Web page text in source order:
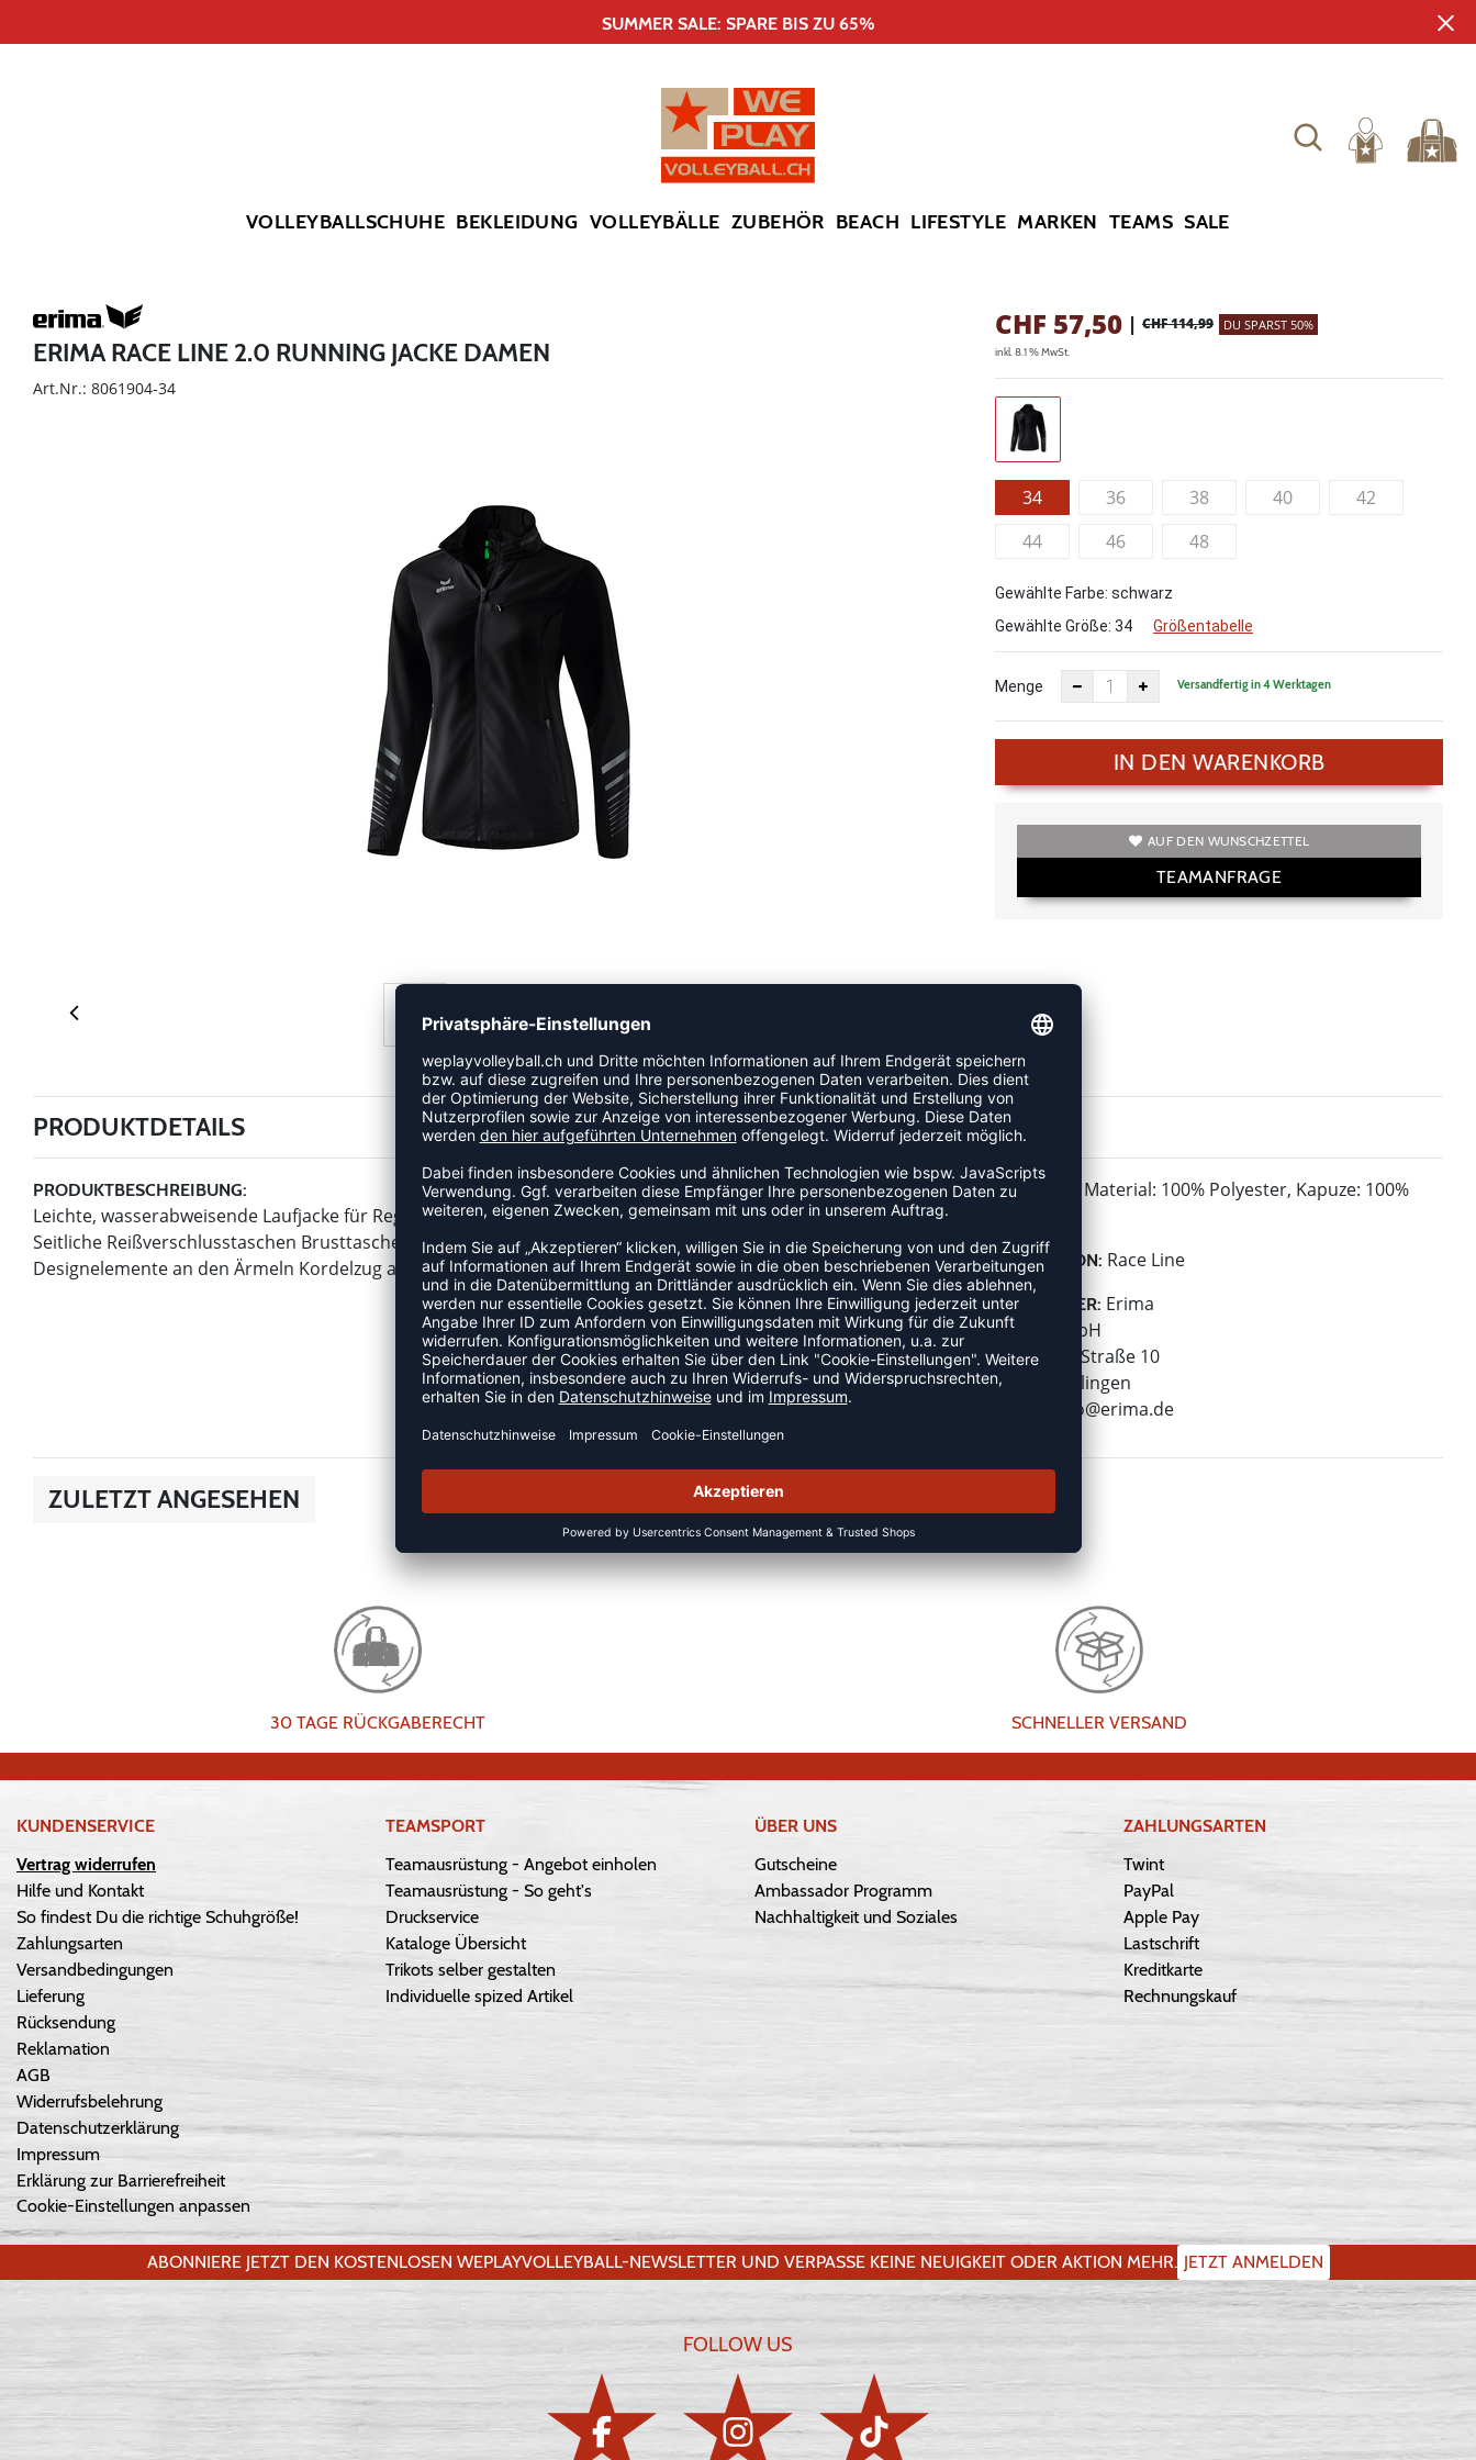
SUMMER SALE: SPARE BIS ZU 65%
VOLLEYBALLSCHUHE BEKLEIDUNG VOLLEYBÄLLE ZUBEHÖR BEACH LIFESTYLE MARKEN TEAMS SALE
ERIMA RACE LINE 2.0 RUNNING JACKE DAMEN
Art.Nr.: 8061904-34
CHF 57,50 | CHF 114,99 DU SPARST 50%
inkl. 8.1 % MwSt.
34 36 38 40
42
44
46 48
Gewählte Farbe: schwarz
Gewählte Größe: 34 Größentabelle
Menge Versandfertig in 4 Werktagen
IN DEN WARENKORB
AUF DEN WUNSCHZETTEL
TEAMANFRAGE
PRODUKTDETAILS
PRODUKTBESCHREIBUNG:
Leichte, wasserabweisende Laufjacke für Regenwetter. Sehr leichtes, wasserabweisendes Funktionsmaterial
Seitliche Reißverschlusstaschen Brusttasche mit Reißverschluss Kragen mit integrierter Kapuze Reflektierende
Designelemente an den Ärmeln Kordelzug am Saum Taillierter Schnitt
MATERIAL:
Material: 100% Polyester, Kapuze: 100%
KOLLEKTION: Race Line
HERSTELLER: Erima
Erima GmbH
Carl-Zeiss-Straße 10
72793 Pfullingen
info@erima.de
ZULETZT ANGESEHEN
30 TAGE RÜCKGABERECHT SCHNELLER VERSAND
KUNDENSERVICE
Vertrag widerrufen
Hilfe und Kontakt
So findest Du die richtige Schuhgröße!
Zahlungsarten
Versandbedingungen
Lieferung
Rücksendung
Reklamation
AGB
Widerrufsbelehrung
Datenschutzerklärung
Impressum
Erklärung zur Barrierefreiheit
Cookie-Einstellungen anpassen
TEAMSPORT
Teamausrüstung - Angebot einholen
Teamausrüstung - So geht's
Druckservice
Kataloge Übersicht
Trikots selber gestalten
Individuelle spized Artikel
ÜBER UNS
Gutscheine
Ambassador Programm
Nachhaltigkeit und Soziales
ZAHLUNGSARTEN
Twint
PayPal
Apple Pay
Lastschrift
Kreditkarte
Rechnungskauf
ABONNIERE JETZT DEN KOSTENLOSEN WEPLAYVOLLEYBALL-NEWSLETTER UND VERPASSE KEINE NEUIGKEIT ODER AKTION MEHR. JETZT ANMELDEN
FOLLOW US